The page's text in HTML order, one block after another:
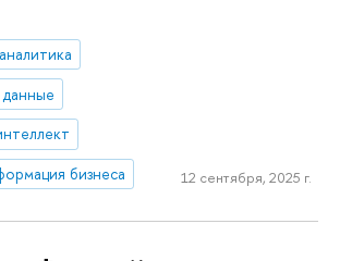
бизнеса
12 сентября, 2025 г.